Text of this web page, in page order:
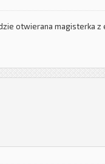
otwierana magisterka z